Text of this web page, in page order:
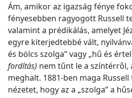
Ám, amikor az igazság fénye
fényesebben ragyogott Russell
valamint a prédikálás, amelyet
egyre kiterjedtebbé vált,
és bölcs szolga” vagy „hű és
fordítás) nem tűnt le a színtérről,
meghalt. 1881-ben maga
nézetet, hogy az a „szolga” a